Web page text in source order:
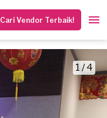
Cari Vendor Terbaik!
1 / 4